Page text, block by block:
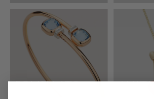
POMELLATO ALIITA